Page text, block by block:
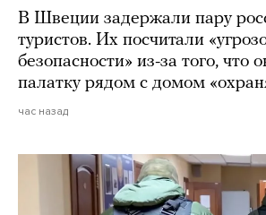
В Швеции задержали пару
туристов. Их посчитали
безопасности» из-за того, что
палатку рядом с домом
час назад